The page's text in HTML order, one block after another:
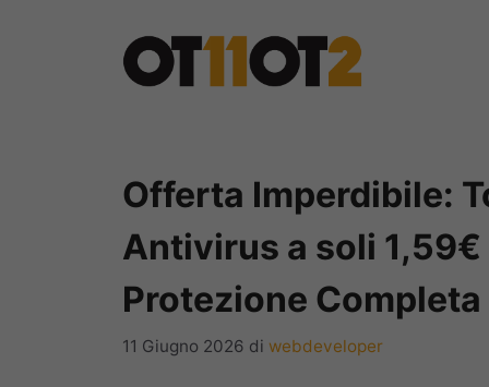
Offerta Imperdibile:
Antivirus a soli 1,59€
Protezione Completa
11 Giugno 2026 di webdeveloper